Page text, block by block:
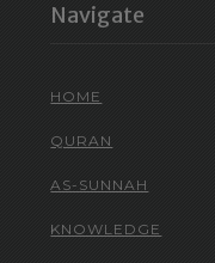
Navigate
HOME
QURAN
AS-SUNNAH
KNOWLEDGE